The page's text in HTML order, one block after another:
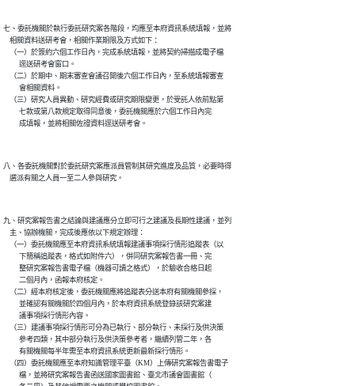
七、委託機關於執行委託研究案各階段，均應至本府資訊系統填報，並將
    相關資料送研考會，相關作業期限及方式如下：
    （一）於簽約六個工作日內，完成系統填報，並將契約掃描成電子檔
          逕送研考會窗口。
    （二）於期中、期末審查會議召開後六個工作日內，至系統填報審查
          會相關資料。
    （三）研究人員異動、研究經費或研究期限變更，於受託人依前點第
          七款或第八款規定取得同意後，委託機關應於六個工作日內完
八、各委託機關對於委託研究案應派員管制其研究進度及品質，必要時得
九、研究案報告書之結論與建議應分立即可行之建議及長期性建議，並列
    主、協辦機關，完成後應依以下規定辦理：
    （一）委託機關應至本府資訊系統填報建議事項採行情形追蹤表（以
          下簡稱追蹤表，格式如附件六），併同研究案報告書一冊、完
          整研究案報告書電子檔（機器可讀之格式），於驗收合格日起
          二個月內，函報本府核定。
    （二）經本府核定後，委託機關應將追蹤表分送本府有關機關參採，
          並確認有關機關於四個月內，於本府資訊系統登錄該研究案建
          議事項採行情形內容。
    （三）建議事項採行情形可分為已執行、部分執行、未採行及供決策
          參考四類，其中部分執行及供決策參考者，繼續列管二年，各
          有關機關每半年需至本府資訊系統更新最新採行情形。
    （四）委託機關應至本府知識管理平臺（KM）上傳研究案報告書電子
          檔，並將研究案報告書函送國家圖書館、臺北市議會圖書館（